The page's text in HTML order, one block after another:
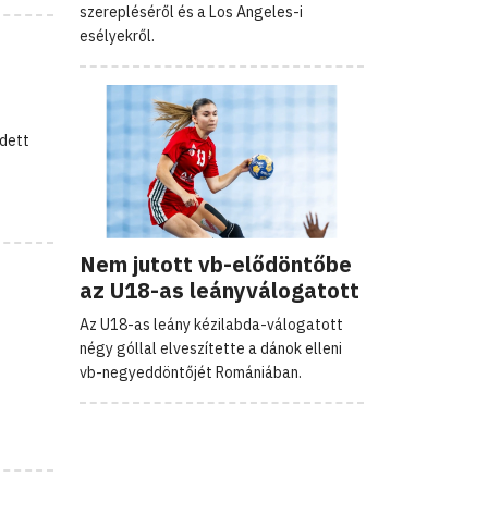
szerepléséről és a Los Angeles-i
esélyekről.
Nem jutott vb-elődöntőbe
az U18-as leányválogatott
Az U18-as leány kézilabda-válogatott
négy góllal elveszítette a dánok elleni
vb-negyeddöntőjét Romániában.